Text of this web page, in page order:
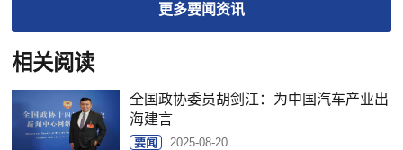
更多要闻资讯
相关阅读
全国政协委员胡剑江：为中国汽车产业出
海建言
要闻 2025-08-20